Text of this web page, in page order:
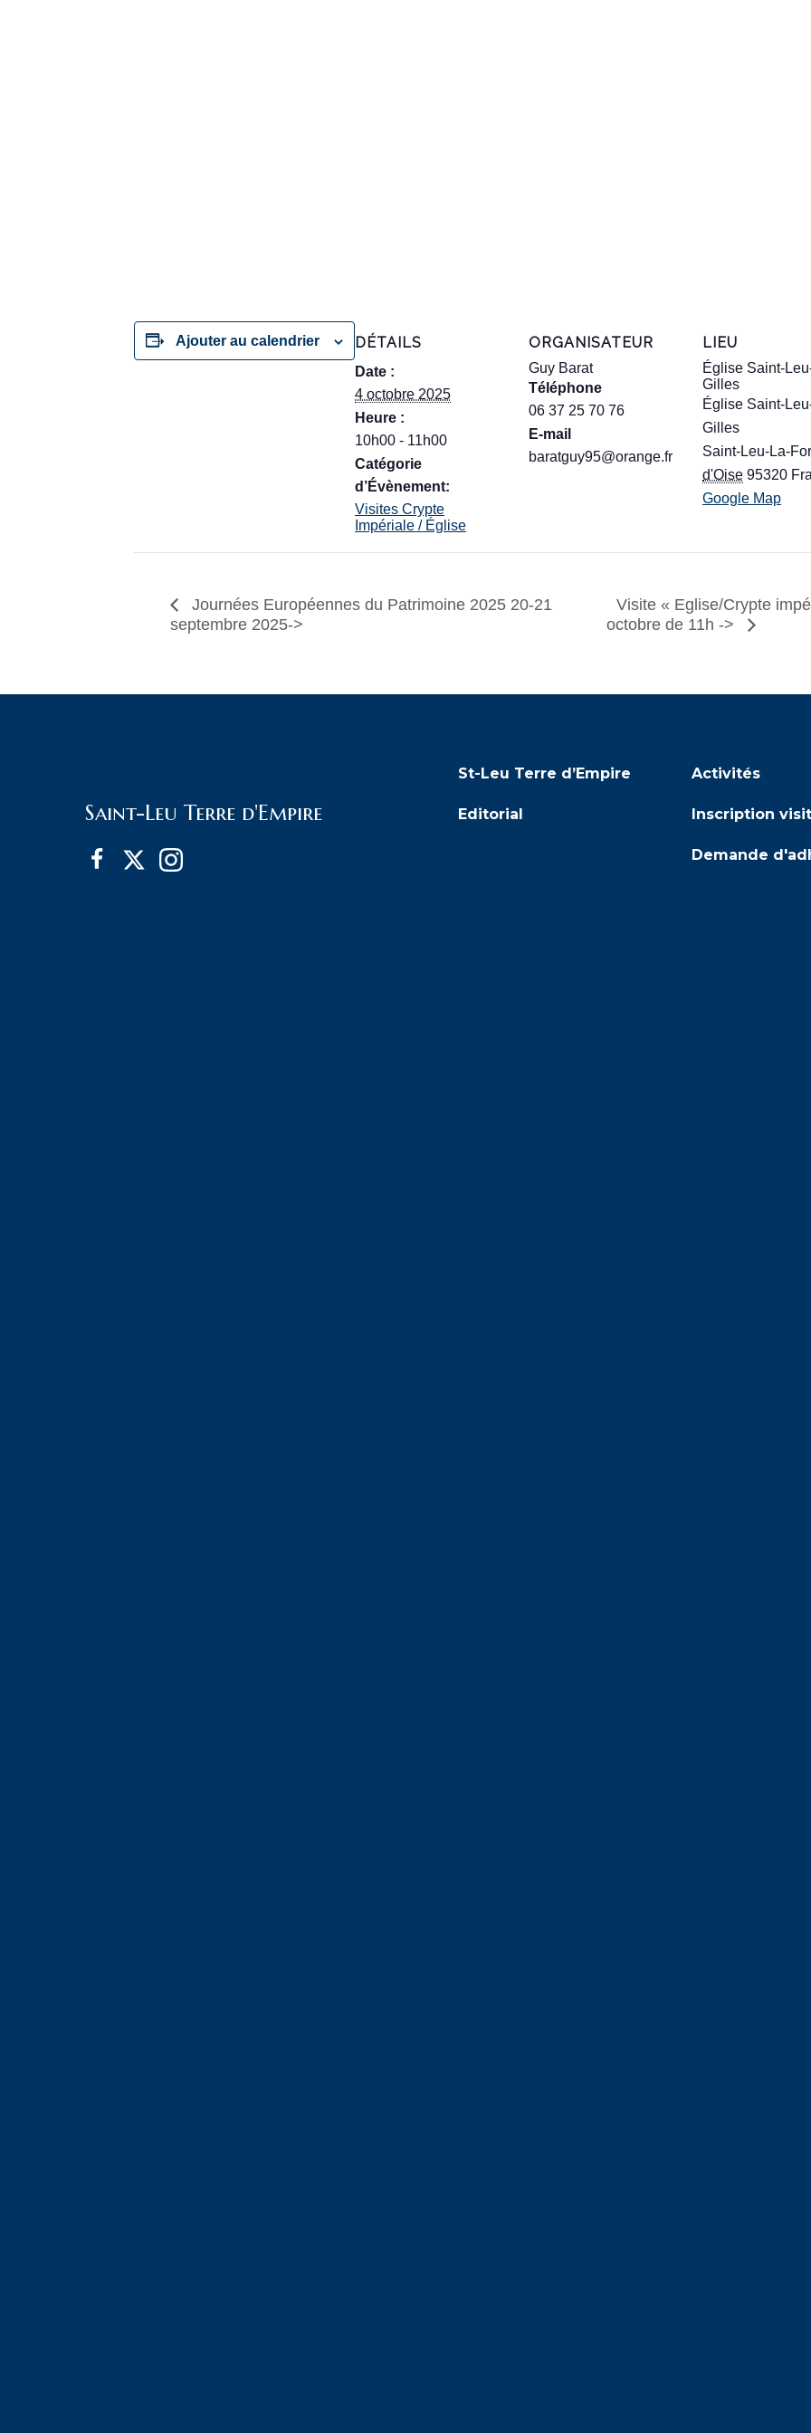
Ajouter au calendrier DÉTAILS
Date :
4 octobre 2025
Heure :
10h00 - 11h00
Catégorie
d’Évènement:
Visites Crypte
Impériale / Église
ORGANISATEUR
Guy Barat
Téléphone
06 37 25 70 76
E-mail
baratguy95@orange.fr
LIEU
Église Saint-
Gilles
Église Saint-
Gilles
Saint-Leu-La-
d'Oise 95320
Google Map
Journées Européennes du Patrimoine 2025 20-21
septembre 2025->
Visite « Eglise/Crypte
octobre de 11h ->
Saint-Leu Terre d'Empire
St-Leu Terre d’Empire
Editorial
Activités
Inscription
Demande